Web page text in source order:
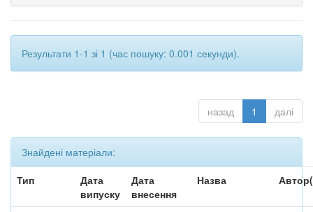
Результати 1-1 зі 1 (час пошуку: 0.001 секунди).
назад 1 далі
Знайдені матеріали:
Тип
Дата
випуску
Дата
внесення
Назва